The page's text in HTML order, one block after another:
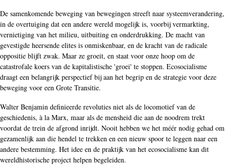
De samenkomende beweging van bewegingen streeft naar systeemverandering,
in de overtuiging dat een andere wereld mogelijk is, voorbij vermarkting,
vernietiging van het milieu, uitbuiting en onderdrukking. De macht van
gevestigde heersende elites is onmiskenbaar, en de kracht van de radicale
oppositie blijft zwak. Maar ze groeit, en staat voor onze hoop om de
catastrofale koers van de kapitalistische 'groei' te stoppen. Ecosocialisme
draagt een belangrijk perspectief bij aan het begrip en de strategie voor deze
beweging voor een Grote Transitie.
Walter Benjamin definieerde revoluties niet als de locomotief van de
geschiedenis, à la Marx, maar als de mensheid die aan de noodrem trekt
voordat de trein de afgrond inrijdt. Nooit hebben we het méér nodig gehad om
gezamenlijk aan die hendel te trekken en een nieuw spoor te leggen naar een
andere bestemming. Het idee en de praktijk van het ecosocialisme kan dit
wereldhistorische project helpen begeleiden.